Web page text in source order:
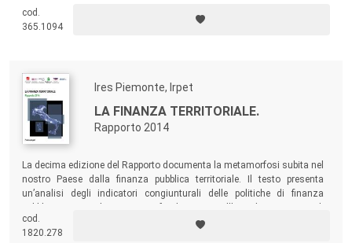
economie territoriali.
cod.
365.1094
Ires Piemonte, Irpet
LA FINANZA TERRITORIALE.
Rapporto 2014
La decima edizione del Rapporto documenta la metamorfosi subita nel
nostro Paese dalla finanza pubblica territoriale. Il testo presenta
un’analisi degli indicatori congiunturali delle politiche di finanza
riforma delle città metropolitane italiane e un punto sullo stato di
attuazione del Fiscal Compact in alcuni Paesi europei.
cod.
1820.278